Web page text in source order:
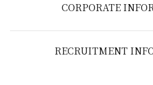
CORPORATE
RECRUITMENT